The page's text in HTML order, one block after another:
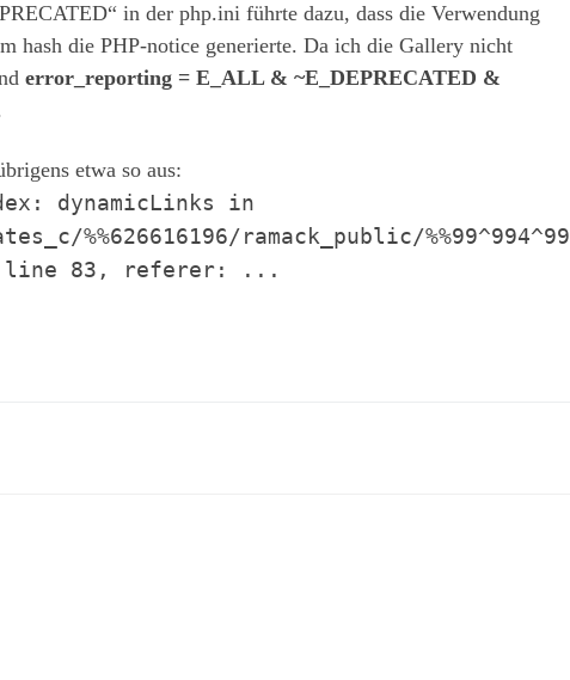
in der php.ini führte dazu, dass die Verwendung
hash die PHP-notice generierte. Da ich die Gallery nicht
error_reporting = E_ALL & ~E_DEPRECATED &
etwa so aus:
dynamicLinks in
%%626616196/ramack_public/%%99^994^99
on line 83, referer: ...